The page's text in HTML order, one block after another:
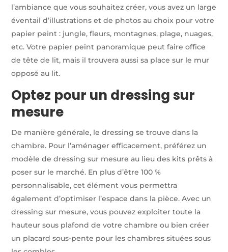
l’ambiance que vous souhaitez créer, vous avez un large
éventail d’illustrations et de photos au choix pour votre
papier peint : jungle, fleurs, montagnes, plage, nuages,
etc. Votre papier peint panoramique peut faire office
de tête de lit, mais il trouvera aussi sa place sur le mur
opposé au lit.
Optez pour un dressing sur
mesure
De manière générale, le dressing se trouve dans la
chambre. Pour l’aménager efficacement, préférez un
modèle de dressing sur mesure au lieu des kits prêts à
poser sur le marché. En plus d’être 100 %
personnalisable, cet élément vous permettra
également d’optimiser l’espace dans la pièce. Avec un
dressing sur mesure, vous pouvez exploiter toute la
hauteur sous plafond de votre chambre ou bien créer
un placard sous-pente pour les chambres situées sous